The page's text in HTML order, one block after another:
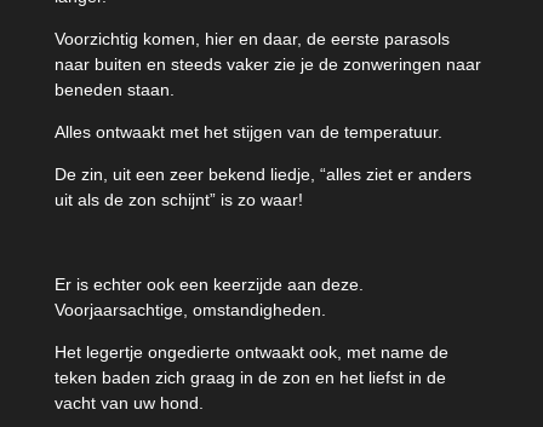
Voorzichtig komen, hier en daar, de eerste parasols
naar buiten en steeds vaker zie je de zonweringen naar
beneden staan.
Alles ontwaakt met het stijgen van de temperatuur.
De zin, uit een zeer bekend liedje, “alles ziet er anders
uit als de zon schijnt” is zo waar!
Er is echter ook een keerzijde aan deze.
Voorjaarsachtige, omstandigheden.
Het legertje ongedierte ontwaakt ook, met name de
teken baden zich graag in de zon en het liefst in de
vacht van uw hond.